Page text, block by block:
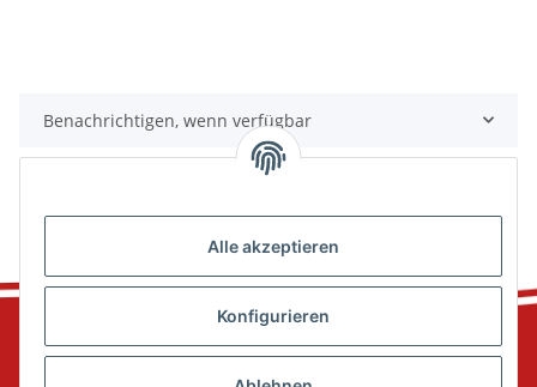
Alle akzeptieren
Konfigurieren
Benachrichtigen, wenn verfügbar